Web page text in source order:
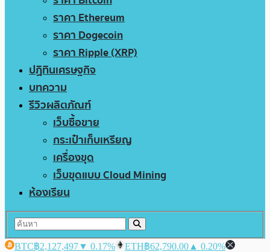
ราคา Ethereum
ราคา Dogecoin
ราคา Ripple (XRP)
ปฏิทินเศรษฐกิจ
บทความ
รีวิวผลิตภัณฑ์
เว็บซื้อขาย
กระเป๋าเก็บเหรียญ
เครื่องขุด
เว็บขุดแบบ Cloud Mining
ห้องเรียน
BTC฿2,127,497▼ 0.17% ETH฿62,790.00 ▲ 0.20%